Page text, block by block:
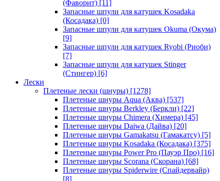
(Фаворит) [11]
Запасные шпули для катушек Kosadaka
(Косадака) [0]
Запасные шпули для катушек Okuma (Окума)
[9]
Запасные шпули для катушек Ryobi (Риоби)
[7]
Запасные шпули для катушек Stinger
(Стингер) [6]
Лески
Плетеные лески (шнуры) [1278]
Плетеные шнуры Aqua (Аква) [537]
Плетеные шнуры Berkley (Беркли) [22]
Плетеные шнуры Chimera (Химера) [45]
Плетеные шнуры Daiwa (Дайва) [20]
Плетеные шнуры Gamakatsu (Гамакатсу) [5]
Плетеные шнуры Kosadaka (Косадака) [375]
Плетеные шнуры Power Pro (Пауэр Про) [16]
Плетеные шнуры Scorana (Скорана) [68]
Плетеные шнуры Spiderwire (Спайдервайр)
[8]